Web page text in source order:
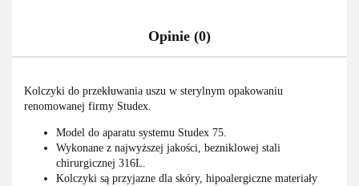
Opinie (0)
Kolczyki do przekłuwania uszu w sterylnym opakowaniu
renomowanej firmy Studex.
Model do aparatu systemu Studex 75.
Wykonane z najwyższej jakości, bezniklowej stali
chirurgicznej 316L.
Kolczyki są przyjazne dla skóry, hipoalergiczne materiały